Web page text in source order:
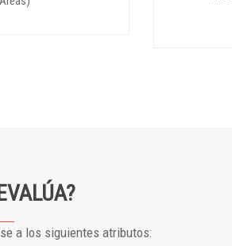
a los siguientes atributos: